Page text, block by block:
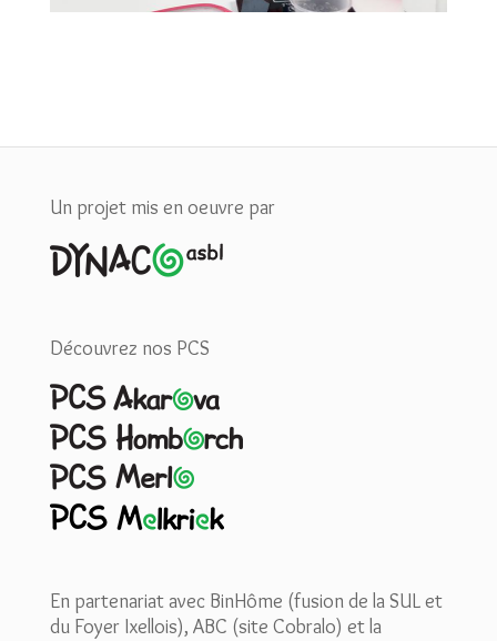
Un projet mis en oeuvre par
Découvrez nos PCS
En partenariat avec BinHôme (fusion de la SUL et
du Foyer Ixellois), ABC (site Cobralo) et la